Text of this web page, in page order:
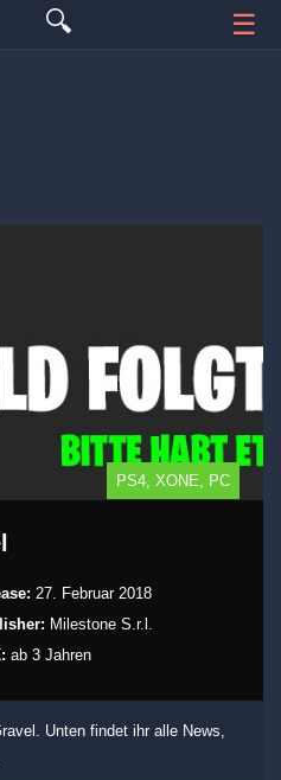
🔍 ☰
PS4, XONE, PC
27. Februar 2018
Milestone S.r.l.
ab 3 Jahren
Unten findet ihr alle News,